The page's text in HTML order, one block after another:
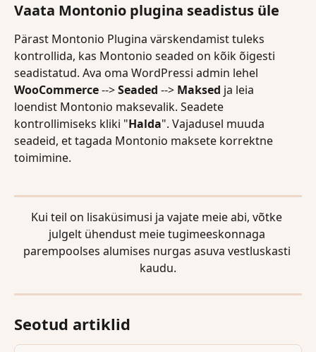
Vaata Montonio plugina seadistus üle
Pärast Montonio Plugina värskendamist tuleks
kontrollida, kas Montonio seaded on kõik õigesti
seadistatud. Ava oma WordPressi admin lehel
WooCommerce --> Seaded --> Maksed ja leia
loendist Montonio maksevalik. Seadete
kontrollimiseks kliki "Halda". Vajadusel muuda
seadeid, et tagada Montonio maksete korrektne
toimimine.
Kui teil on lisaküsimusi ja vajate meie abi, võtke
julgelt ühendust meie tugimeeskonnaga
parempoolses alumises nurgas asuva vestluskasti
kaudu.
Seotud artiklid